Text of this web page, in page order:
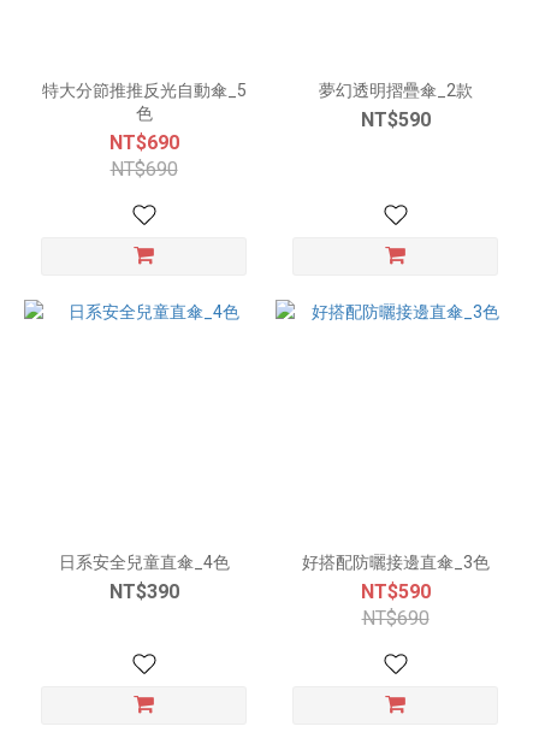
特大分節推推反光自動傘_5
色
NT$690
NT$690
夢幻透明摺疊傘_2款
NT$590
日系安全兒童直傘_4色
NT$390
好搭配防曬接邊直傘_3色
NT$590
NT$690